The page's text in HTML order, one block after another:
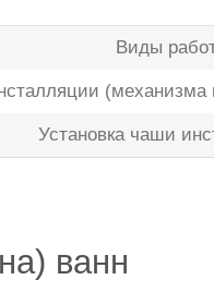
Виды
Установка чаши
ванн